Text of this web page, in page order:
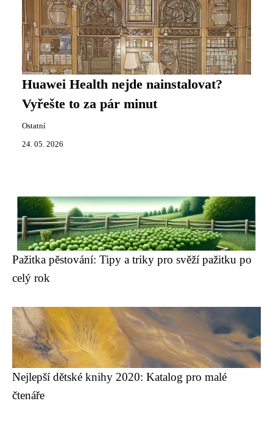
Huawei Health nejde nainstalovat?
Vyřešte to za pár minut
Ostatní
24. 05. 2026
Pažitka pěstování: Tipy a triky pro svěží pažitku po
celý rok
Nejlepší dětské knihy 2020: Katalog pro malé
čtenáře